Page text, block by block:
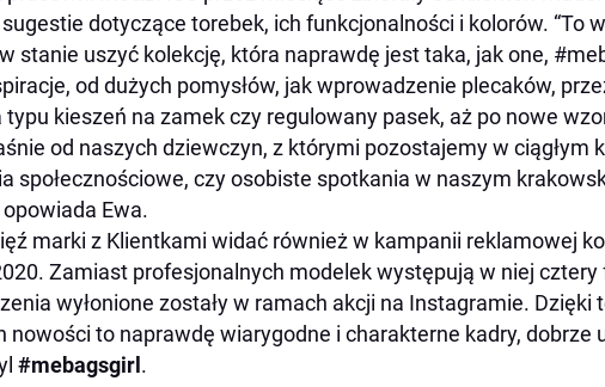
dotyczące torebek, ich funkcjonalności i kolorów. “To
stanie uszyć kolekcję, która naprawdę jest taka, jak one,
od dużych pomysłów, jak wprowadzenie plecaków,
kieszeń na zamek czy regulowany pasek, aż po nowe
od naszych dziewczyn, z którymi pozostajemy w ciągłym
społecznościowe, czy osobiste spotkania w naszym
Ewa.
marki z Klientkami widać również w kampanii reklamowej
Zamiast profesjonalnych modelek występują w niej cztery
wyłonione zostały w ramach akcji na Instagramie. Dzięki
nowości to naprawdę wiarygodne i charakterne kadry, dobrze
#mebagsgirl .